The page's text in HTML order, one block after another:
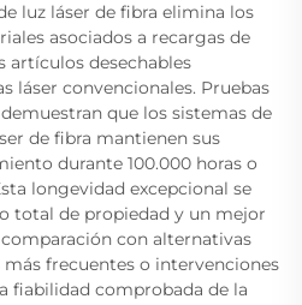
luz láser de fibra elimina los
asociados a recargas de
artículos desechables
láser convencionales. Pruebas
que los sistemas de
de fibra mantienen sus
durante 100.000 horas o
longevidad excepcional se
total de propiedad y un mejor
con alternativas
frecuentes o intervenciones
fiabilidad comprobada de la